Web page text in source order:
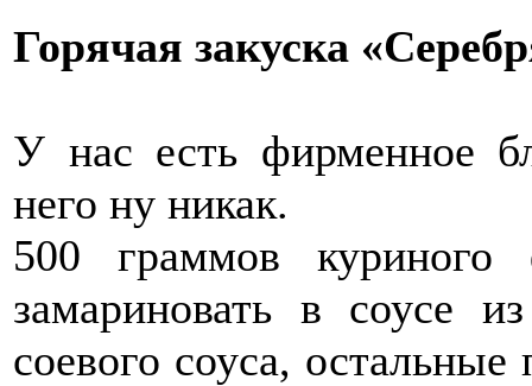
Горячая закуска
У нас есть фирменное
него ну никак.
500 граммов куриного
замариновать в соусе
соевого соуса,